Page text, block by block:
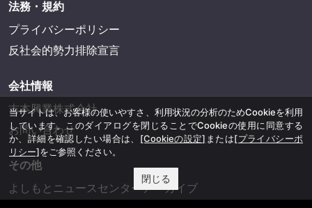
法務・規約
プライバシーポリシー
反社会的勢力排除宣言
会社情報
吉本興業株式会社
お問い合わせ
その他
よしもとニュースセンターアーカイブ
当サイトは、お客様の使いやすさ、利用状況の分析のためCookieを利用
しています。このダイアログを閉じることでCookieの使用に同意する
か、詳細を確認したい場合は、 [Cookieの設定] または[プライバシーポ
リシー]をご参照ください。
閉じる